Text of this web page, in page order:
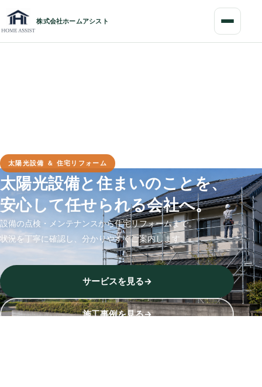
ン
ン
ビ
ー
太陽光設備 ＆ 住宅リフォーム
太陽光設備と住まいのことを、
安心して任せられる会社へ。
設備の点検・メンテナンスから住宅リフォームまで。
状況を丁寧に確認し、分かりやすくご案内します。
サービスを見る→
施工事例を見る→
株式会社ホームアシスト